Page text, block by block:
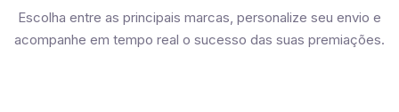
Escolha entre as principais marcas, personalize seu envio e
acompanhe em tempo real o sucesso das suas premiações.